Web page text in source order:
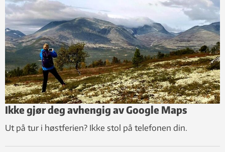
Ikke gjør deg avhengig av Google Maps
Ut på tur i høstferien? Ikke stol på telefonen din.